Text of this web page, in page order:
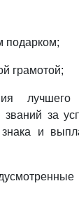
подарком;
грамотой;
лучшего
званий за
и